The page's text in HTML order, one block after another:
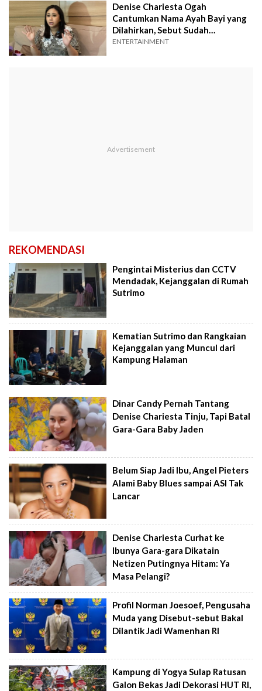
Denise Chariesta Ogah
Cantumkan Nama Ayah Bayi yang
Dilahirkan, Sebut Sudah
Meninggal Dunia
ENTERTAINMENT
REKOMENDASI
Pengintai Misterius dan CCTV
Mendadak, Kejanggalan di Rumah
Sutrimo
Kematian Sutrimo dan Rangkaian
Kejanggalan yang Muncul dari
Kampung Halaman
Dinar Candy Pernah Tantang
Denise Chariesta Tinju, Tapi Batal
Gara-Gara Baby Jaden
Belum Siap Jadi Ibu, Angel Pieters
Alami Baby Blues sampai ASI Tak
Lancar
Denise Chariesta Curhat ke
Ibunya Gara-gara Dikatain
Netizen Putingnya Hitam: Ya
Masa Pelangi?
Profil Norman Joesoef, Pengusaha
Muda yang Disebut-sebut Bakal
Dilantik Jadi Wamenhan RI
Kampung di Yogya Sulap Ratusan
Galon Bekas Jadi Dekorasi HUT RI,